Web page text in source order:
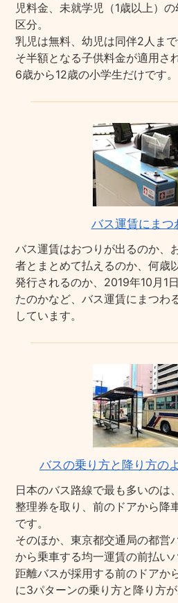
児料金、未就学児（1歳以上）
区分。
乳児は無料、幼児は同伴2人ま
そ半額となる子供料金が適用さ
6歳から12歳の小学生だけです。
バス運賃にまつ
バス運賃はおつりが出るのか、
者とまとめて払えるのか、何歳
発行されるのか、2019年10月1
たのかなど、バス運賃にまつわ
しています。
バスの乗り方と降り方の
日本のバス路線で最も多いのは
整理券を取り、前のドアから降
です。
そのほか、東京都交通局の都営
から乗車する均一運賃の前払い
距離バスが採用する前のドアか
に3パターンの乗り方と降り方が